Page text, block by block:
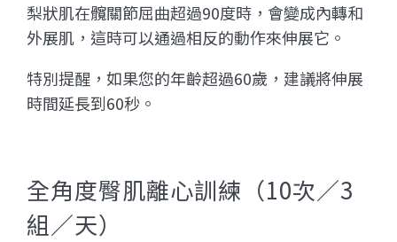
梨狀肌在髖關節屈曲超過90度時，會變成內轉和
外展肌，這時可以通過相反的動作來伸展它。
特別提醒，如果您的年齡超過60歲，建議將伸展
時間延長到60秒。
全角度臀肌離心訓練（10次／3
組／天）